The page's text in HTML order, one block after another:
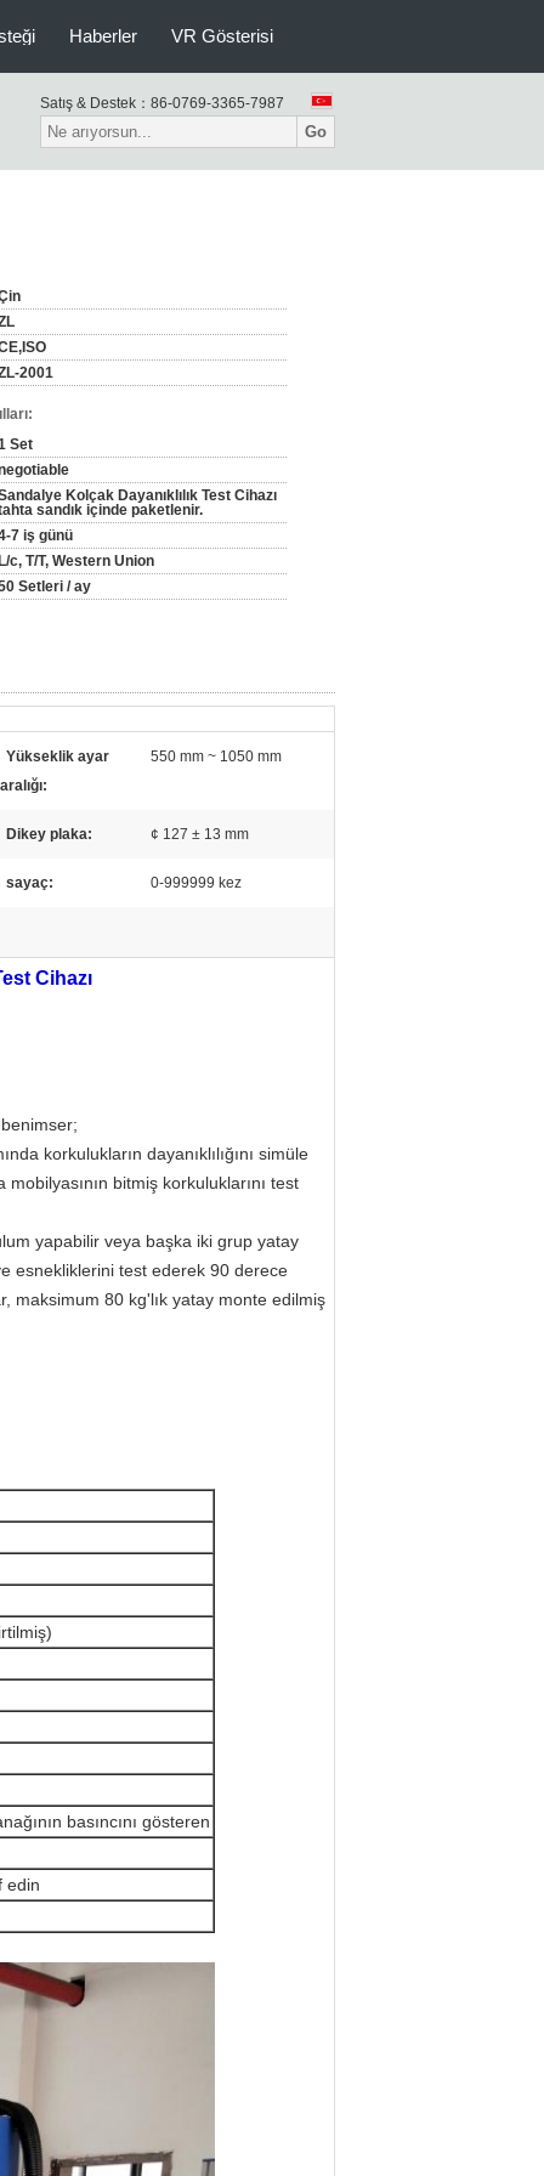
Haberler VR Gösterisi
Satış & Destek： 86-0769-3365-7987
Go
2001
Set
Kolçak Dayanıklılık Test Cihazı
sandık içinde paketlenir.
7 iş günü
c, T/T, Western Union
Setleri / ay
Yükseklik ayar
aralığı:
550 mm ~ 1050 mm
Dikey plaka: ¢ 127 ± 13 mm
sayaç: 0-999999 kez
Cihazı
korkulukların dayanıklılığını simüle
bitmiş korkuluklarını test
yapabilir veya başka iki grup yatay
esnekliklerini test ederek 90 derece
maksimum 80 kg'lık yatay monte edilmiş
basıncını gösteren
edin